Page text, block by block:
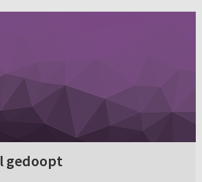
gedoopt